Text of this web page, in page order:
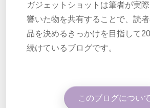
ガジェットショットは筆者が実
響いた物を共有することで、読
品を決めるきっかけを目指して
続けているブログです。
このブログについて